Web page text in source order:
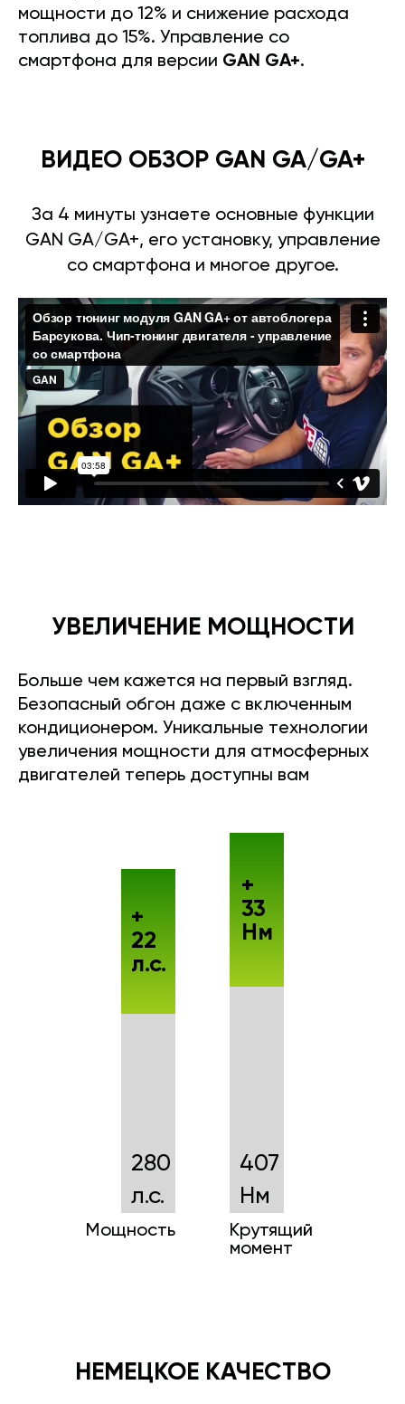
мощности до 12% и снижение расхода
топлива до 15%. Управление со
смартфона для версии GAN GA+.
ВИДЕО ОБЗОР GAN GA/GA+
За 4 минуты узнаете основные функции
GAN GA/GA+, его установку, управление
со смартфона и многое другое.
УВЕЛИЧЕНИЕ МОЩНОСТИ
Больше чем кажется на первый взгляд.
Безопасный обгон даже с включенным
кондиционером. Уникальные технологии
увеличения мощности для атмосферных
двигателей теперь доступны вам
280
л.с.
Мощность
+
22
л.с.
407
Нм
Крутящий
момент
+
33
Нм
НЕМЕЦКОЕ КАЧЕСТВО